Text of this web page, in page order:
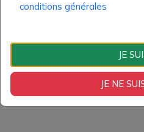
Fiche technique
Type de
Drip Tip
conditions générales
JE
JE NE